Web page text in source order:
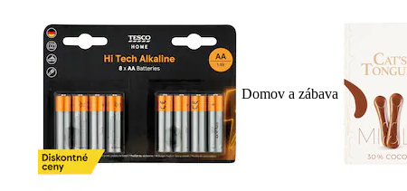
Domov a zábava